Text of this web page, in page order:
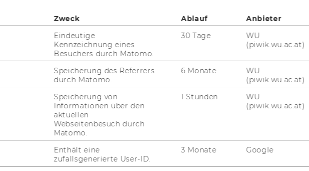
Auf­trag­ge­bern wird eine Pau­schal­ge­
Kos­ten wie Kos­ten für Da­ten­
Co­py­right­ge­büh­ren etc. wer­den wei­
Re­cher­chen wird ein An­ge­bot ge­legt.
der Bi­blio­thek setzt den Be­sitz eines
für wis­sen­schaft­li­ches Per­so­nal
Zweck Ablauf
Anbieter
Eindeutige
Kennzeichnung eines
Besuchers durch Matomo.
30 Tage
WU
(piwik.wu.ac.at)
Speicherung des Referrers
durch Matomo.
6 Monate
WU
(piwik.wu.ac.at)
Speicherung von
Informationen über den
aktuellen
Webseitenbesuch durch
Matomo.
1 Stunden
WU
(piwik.wu.ac.at)
Enthält eine
zufallsgenerierte User-ID.
3 Monate Google